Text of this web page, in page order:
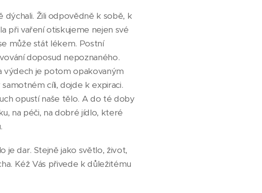
Žili odpovědně k sobě, k
při vaření otiskujeme nejen své
může stát lékem. Postní
doposud nepoznaného.
výdech je potom opakovaným
cíli, dojde k expiraci.
opustí naše tělo. A do té doby
na péči, na dobré jídlo, které
je dar. Stejně jako světlo, život,
Kéž Vás přivede k důležitému